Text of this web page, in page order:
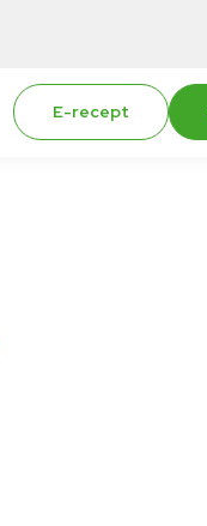
E-recept